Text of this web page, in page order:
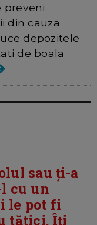
preveni
din cauza
depozitele
de boala
sau ți-a
cu un
le pot fi
tătici. Îți